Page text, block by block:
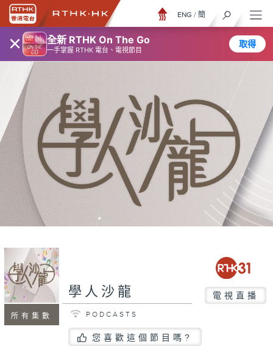
× 全新 RTHK On The Go
一手掌握 RTHK 電台、電視節目
取得
ENG / 簡
所有集數
學人沙龍 電視直播
PODCASTS
您喜歡這個節目嗎?